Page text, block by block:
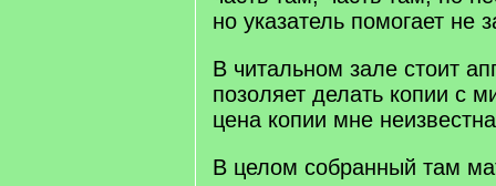
но указатель помогает не
В читальном зале стоит
позоляет делать копии с
цена копии мне
В целом собранный там